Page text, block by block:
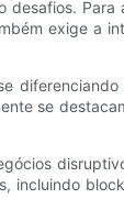
exige a
se
incluindo